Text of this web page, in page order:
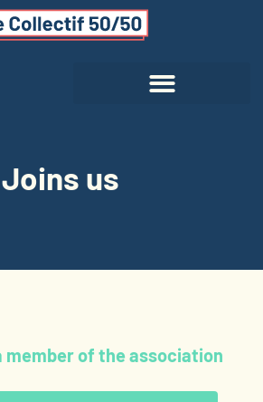
Joins us
member of the association